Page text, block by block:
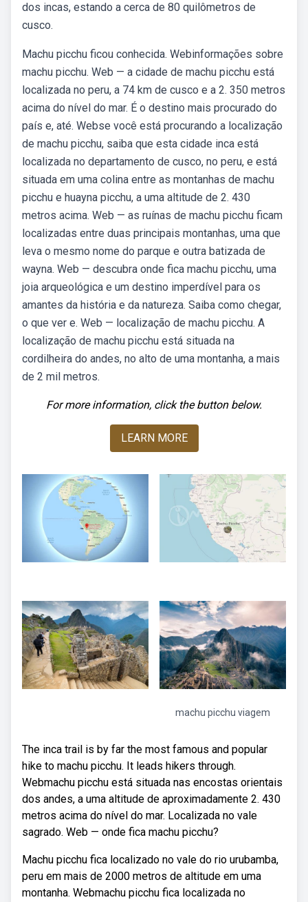
dos incas, estando a cerca de 80 quilômetros de
cusco.
Machu picchu ficou conhecida. Webinformações sobre
machu picchu. Web — a cidade de machu picchu está
localizada no peru, a 74 km de cusco e a 2. 350 metros
acima do nível do mar. É o destino mais procurado do
país e, até. Webse você está procurando a localização
de machu picchu, saiba que esta cidade inca está
localizada no departamento de cusco, no peru, e está
situada em uma colina entre as montanhas de machu
picchu e huayna picchu, a uma altitude de 2. 430
metros acima. Web — as ruínas de machu picchu ficam
localizadas entre duas principais montanhas, uma que
leva o mesmo nome do parque e outra batizada de
wayna. Web — descubra onde fica machu picchu, uma
joia arqueológica e um destino imperdível para os
amantes da história e da natureza. Saiba como chegar,
o que ver e. Web — localização de machu picchu. A
localização de machu picchu está situada na
cordilheira do andes, no alto de uma montanha, a mais
de 2 mil metros.
For more information, click the button below.
LEARN MORE
machu picchu viagem
The inca trail is by far the most famous and popular
hike to machu picchu. It leads hikers through.
Webmachu picchu está situada nas encostas orientais
dos andes, a uma altitude de aproximadamente 2. 430
metros acima do nível do mar. Localizada no vale
sagrado. Web — onde fica machu picchu?
Machu picchu fica localizado no vale do rio urubamba,
peru em mais de 2000 metros de altitude em uma
montanha. Webmachu picchu fica localizada no